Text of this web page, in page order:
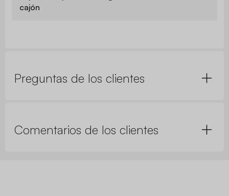
cajón
Preguntas de los clientes
Comentarios de los clientes